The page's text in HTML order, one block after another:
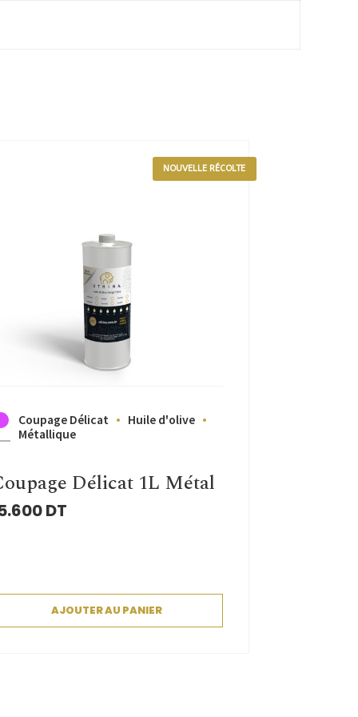
NOUVELLE RÉCOLTE
Coupage Délicat
Huile d'olive
Métallique
Délicat 1L Métal
DT
AJOUTER AU PANIER